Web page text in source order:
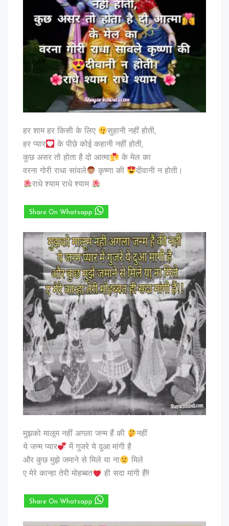
हर शाम हर किसी के लिए
सुहानी नहीं होती,
हर प्यार
के पीछे कोई कहानी नहीं होती,
कुछ असर तो होता है दो आत्मा
के मेल का
वरना गोरी राधा सांवले
कृष्णा की
दीवानी न होती।
राधे श्याम राधे श्याम
Share On Whatsapp
मुझको मालूम नहीं अगला जन्म हैं की
नहीं
ये जन्म प्यार
में गुजरे ये दुआ मांगी है
और कुछ मुझे जमाने से मिले या ना
मिले
ए मेरे कान्हा तेरी मोहब्बत
ही सदा मांगी हैं!!
Share On Whatsapp